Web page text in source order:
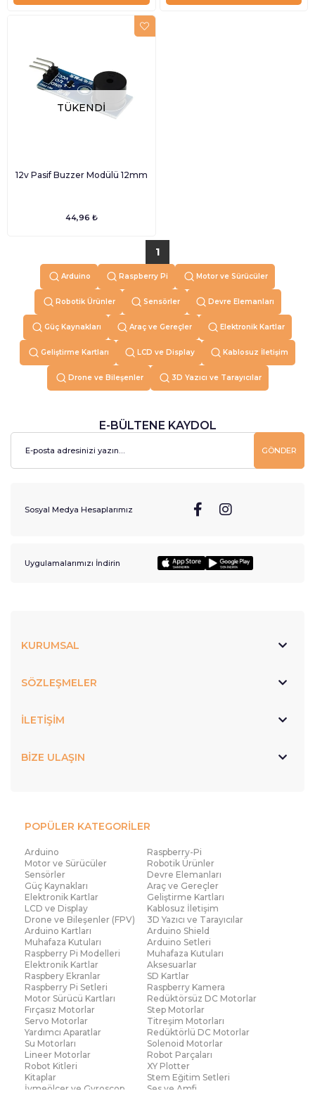
TÜKENDI
12v Pasif Buzzer Modülü 12mm
44,96 ₺
1
Arduino Raspberry Pi Motor ve Sürücüler
Robotik Ürünler Sensörler Devre Elemanları
Güç Kaynakları Araç ve Gereçler Elektronik Kartlar
Geliştirme Kartları LCD ve Display Kablosuz İletişim
Drone ve Bileşenler 3D Yazıcı ve Tarayıcılar
E-BÜLTENE KAYDOL
GÖNDER
Sosyal Medya Hesaplarımız
Uygulamalarımızı İndirin
KURUMSAL
SÖZLEŞMELER
İLETİŞİM
BİZE ULAŞIN
POPÜLER KATEGORİLER
Arduino
Raspberry-Pi
Motor ve Sürücüler
Robotik Ürünler
Sensörler
Devre Elemanları
Güç Kaynakları
Araç ve Gereçler
Elektronik Kartlar
Geliştirme Kartları
LCD ve Display
Kablosuz İletişim
Drone ve Bileşenler (FPV)
3D Yazıcı ve Tarayıcılar
Arduino Kartları
Arduino Shield
Muhafaza Kutuları
Arduino Setleri
Raspberry Pi Modelleri
Muhafaza Kutuları
Elektronik Kartlar
Aksesuarlar
Raspbery Ekranlar
SD Kartlar
Raspberry Pi Setleri
Raspberry Kamera
Motor Sürücü Kartları
Redüktörsüz DC Motorlar
Fırçasız Motorlar
Step Motorlar
Servo Motorlar
Titreşim Motorları
Yardımcı Aparatlar
Redüktörlü DC Motorlar
Su Motorları
Solenoid Motorlar
Lineer Motorlar
Robot Parçaları
Robot Kitleri
XY Plotter
Kitaplar
Stem Eğitim Setleri
İvmeölçer ve Gyroscop
Ses ve Amfi